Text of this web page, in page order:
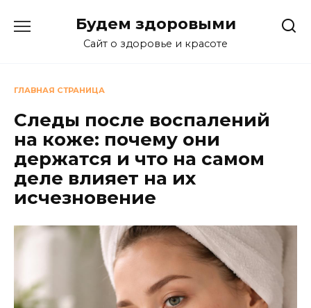
Будем здоровыми
Сайт о здоровье и красоте
ГЛАВНАЯ СТРАНИЦА
Следы после воспалений
на коже: почему они
держатся и что на самом
деле влияет на их
исчезновение